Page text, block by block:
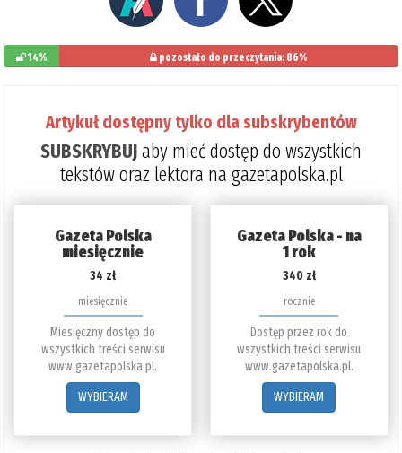
14% pozostało do przeczytania: 86%
Artykuł dostępny tylko dla subskrybentów
SUBSKRYBUJaby mieć dostęp do wszystkich
tekstów oraz lektora na gazetapolska.pl
Gazeta Polska
miesięcznie
34 zł
miesięcznie
Miesięczny dostęp do
wszystkich treści serwisu
www.gazetapolska.pl.
WYBIERAM
Gazeta Polska - na
1 rok
340 zł
rocznie
Dostęp przez rok do
wszystkich treści serwisu
www.gazetapolska.pl.
WYBIERAM